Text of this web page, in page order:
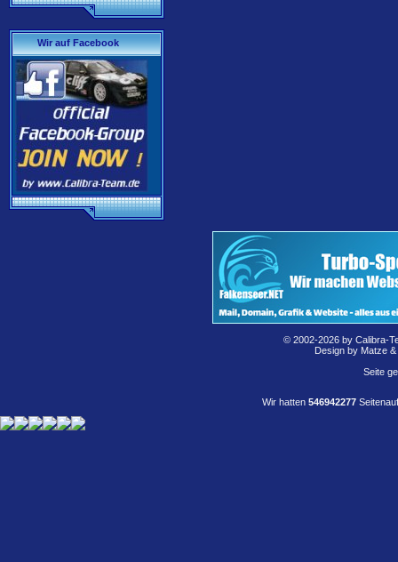
Wir auf Facebook
© 2002-2026 by Calibra-
Design by Matze
Seite
Wir hatten 546942277